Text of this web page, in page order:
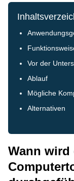
Vor der
Ablauf
Mögliche
Alternativen
Wann wird